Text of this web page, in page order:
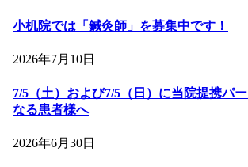
小机院では「鍼灸師」を募集中です！
2026年7月10日
7/5（土）および7/5（日）に当院提携パ
なる患者様へ
2026年6月30日